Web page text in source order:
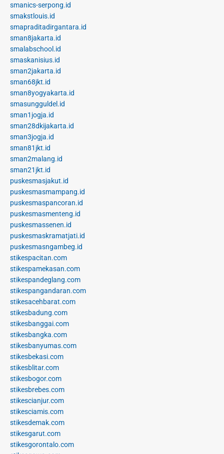
smanics-serpong.id
smakstlouis.id
smapraditadirgantara.id
sman8jakarta.id
smalabschool.id
smaskanisius.id
sman2jakarta.id
sman68jkt.id
sman8yogyakarta.id
smasungguldel.id
sman1jogja.id
sman28dkijakarta.id
sman3jogja.id
sman81jkt.id
sman2malang.id
sman21jkt.id
puskesmasjakut.id
puskesmasmampang.id
puskesmaspancoran.id
puskesmasmenteng.id
puskesmassenen.id
puskesmaskramatjati.id
puskesmasngambeg.id
stikespacitan.com
stikespamekasan.com
stikespandeglang.com
stikespangandaran.com
stikesacehbarat.com
stikesbadung.com
stikesbanggai.com
stikesbangka.com
stikesbanyumas.com
stikesbekasi.com
stikesblitar.com
stikesbogor.com
stikesbrebes.com
stikescianjur.com
stikesciamis.com
stikesdemak.com
stikesgarut.com
stikesgorontalo.com